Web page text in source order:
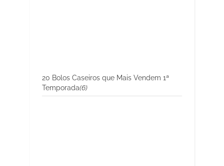
20 Bolos Caseiros que Mais Vendem 1ª
Temporada(6)